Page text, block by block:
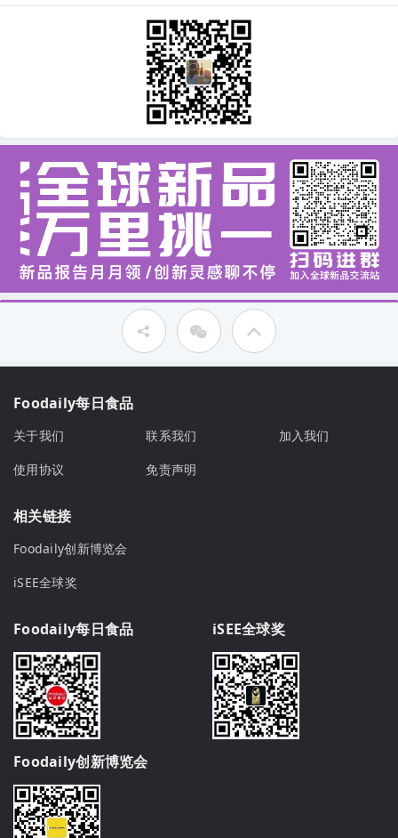
Foodaily每日食品
关于我们 联系我们
加入我们
使用协议
免责声明
相关链接
Foodaily创新博览会
iSEE全球奖
Foodaily每日食品 iSEE全球奖
Foodaily创新博览会